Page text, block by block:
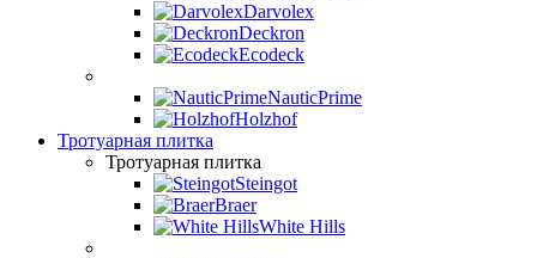
Darvolex
Deckron
Ecodeck
NauticPrime
Holzhof
Тротуарная плитка
Тротуарная плитка
Steingot
Braer
White Hills